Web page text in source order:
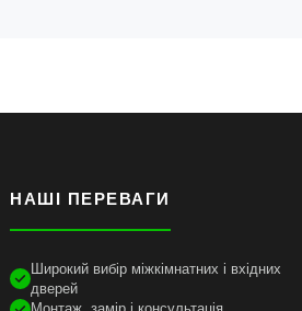
НАШІ ПЕРЕВАГИ
Широкий вибір міжкімнатних і вхідних
дверей